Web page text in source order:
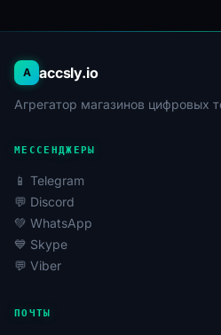
A accsly.io
Агрегатор магазинов цифровых
МЕССЕНДЖЕРЫ
📱 Telegram
💬 Discord
💚 WhatsApp
💙 Skype
💬 Viber
ПОЧТЫ